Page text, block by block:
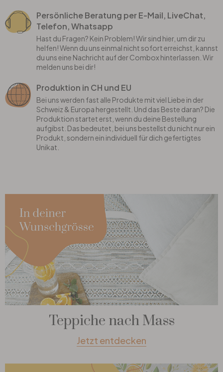
Persönliche Beratung per E-Mail, LiveChat,
Telefon, Whatsapp
Hast du Fragen? Kein Problem! Wir sind hier, um dir zu
helfen! Wenn du uns einmal nicht sofort erreichst, kannst
du uns eine Nachricht auf der Combox hinterlassen. Wir
melden uns bei dir!
Produktion in CH und EU
Bei uns werden fast alle Produkte mit viel Liebe in der
Schweiz & Europa hergestellt. Und das Beste daran? Die
Produktion startet erst, wenn du deine Bestellung
aufgibst. Das bedeutet, bei uns bestellst du nicht nur ein
Produkt, sondern ein individuell für dich gefertigtes
Unikat.
Teppiche nach Mass
Jetzt entdecken